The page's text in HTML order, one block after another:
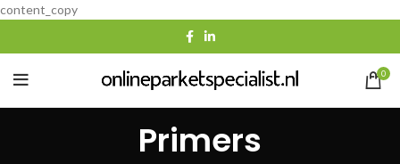
content_copy
0
Primers